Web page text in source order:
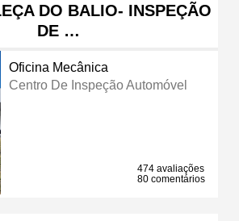
DO BALIO- INSPEÇÃO
DE …
Oficina Mecânica
Centro De Inspeção Automóvel
474 avaliações
80 comentários